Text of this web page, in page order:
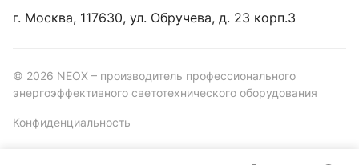
г. Москва, 117630, ул. Обручева, д. 23 корп.3
© 2026 NEOX – производитель профессионального
энергоэффективного светотехнического оборудования
Конфиденциальность